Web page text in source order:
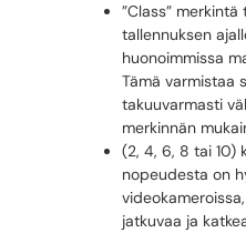
”Class”
tallennuksen
huonoimmissa
Tämä varmistaa
takuuvarmasti
merkinnän
(2, 4, 6, 8 tai 10)
nopeudesta on
jatkuvaa ja